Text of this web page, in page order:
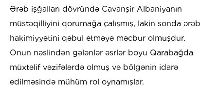
Ərəb işğalları dövründə Cavanşir Albaniyanın
müstəqilliyini qorumağa çalışmış, lakin sonda ərəb
hakimiyyətini qəbul etməyə məcbur olmuşdur.
Onun nəslindən gələnlər əsrlər boyu Qarabağda
müxtəlif vəzifələrdə olmuş və bölgənin idarə
edilməsində mühüm rol oynamışlar.